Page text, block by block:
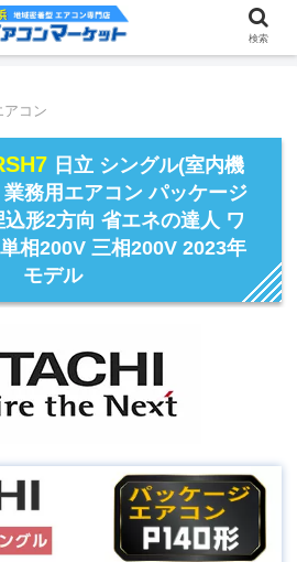
アコン
日立 シングル(室内機
務用エアコン パッケージ
形2方向 省エネの達人 ワ
相200V 三相200V 2023年
モデル
検索